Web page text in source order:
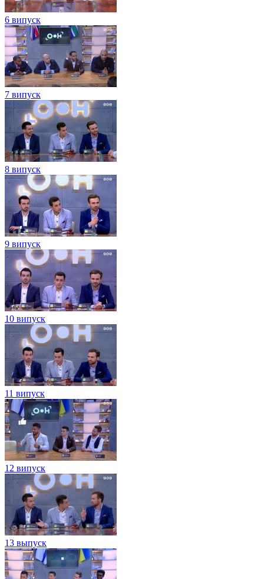
6 випуск
7 випуск
8 випуск
9 випуск
10 випуск
11 випуск
12 випуск
13 выпуск